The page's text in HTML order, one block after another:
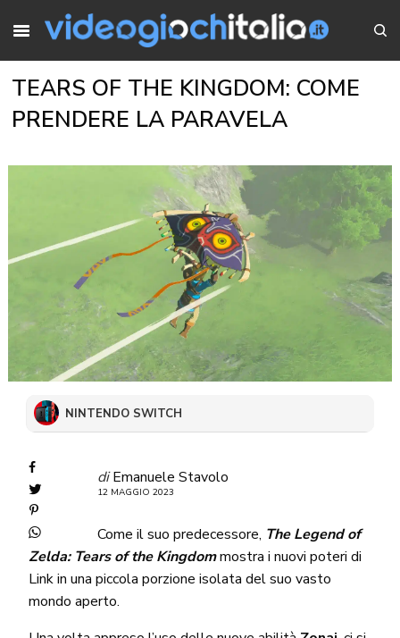
TEARS OF THE KINGDOM: COME
PRENDERE LA PARAVELA
NINTENDO SWITCH
di Emanuele Stavolo
12 MAGGIO 2023
Come il suo predecessore, The Legend of
Zelda: Tears of the Kingdommostra i nuovi poteri di
Link in una piccola porzione isolata del suo vasto
mondo aperto.